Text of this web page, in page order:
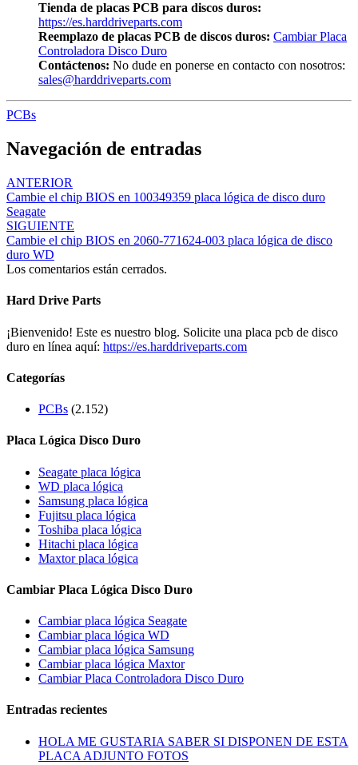
Tienda de placas PCB para discos duros:
https://es.harddriveparts.com
Reemplazo de placas PCB de discos duros: Cambiar Placa
Controladora Disco Duro
Contáctenos: No dude en ponerse en contacto con nosotros:
sales@harddriveparts.com
PCBs
Navegación de entradas
ANTERIOR
Cambie el chip BIOS en 100349359 placa lógica de disco duro
Seagate
SIGUIENTE
Cambie el chip BIOS en 2060-771624-003 placa lógica de disco
duro WD
Los comentarios están cerrados.
Hard Drive Parts
¡Bienvenido! Este es nuestro blog. Solicite una placa pcb de disco
duro en línea aquí: https://es.harddriveparts.com
Categorías
PCBs (2.152)
Placa Lógica Disco Duro
Seagate placa lógica
WD placa lógica
Samsung placa lógica
Fujitsu placa lógica
Toshiba placa lógica
Hitachi placa lógica
Maxtor placa lógica
Cambiar Placa Lógica Disco Duro
Cambiar placa lógica Seagate
Cambiar placa lógica WD
Cambiar placa lógica Samsung
Cambiar placa lógica Maxtor
Cambiar Placa Controladora Disco Duro
Entradas recientes
HOLA ME GUSTARIA SABER SI DISPONEN DE ESTA
PLACA ADJUNTO FOTOS